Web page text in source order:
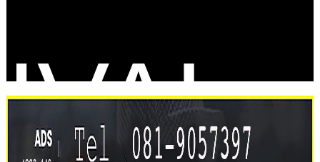
IVAL